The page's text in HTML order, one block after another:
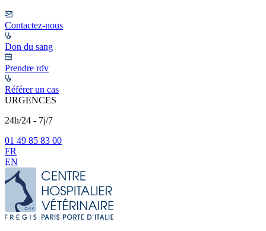
Contactez-nous
Don du sang
Prendre rdv
Référer un cas
URGENCES
24h/24 - 7j/7
01 49 85 83 00
FR
EN